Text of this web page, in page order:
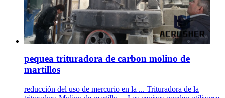
pequea trituradora de carbon molino de
martillos
reducción del uso de mercurio en la ... Trituradora de la